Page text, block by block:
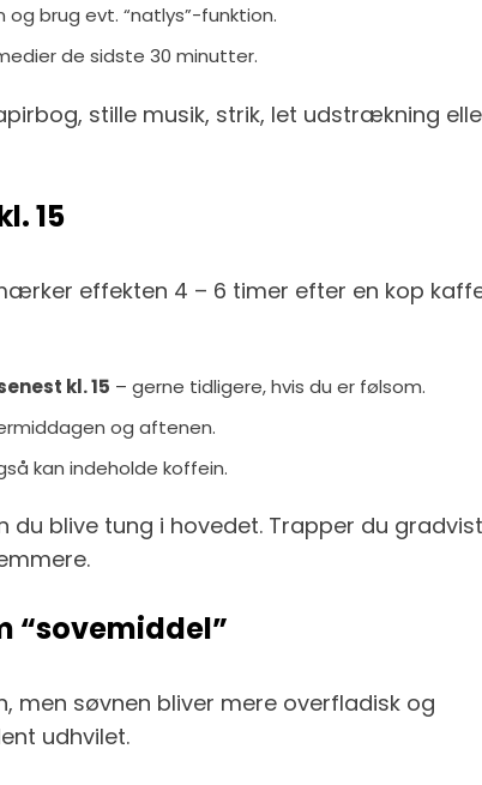
brug evt. “natlys”-funktion.
de sidste 30 minutter.
stille musik, strik, let udstrækning
15
effekten 4 – 6 timer efter en kop
kl. 15 – gerne tidligere, hvis du er følsom.
og aftenen.
kan indeholde koffein.
blive tung i hovedet. Trapper du gradvist
“sovemiddel”
men søvnen bliver mere overfladisk og
udhvilet.